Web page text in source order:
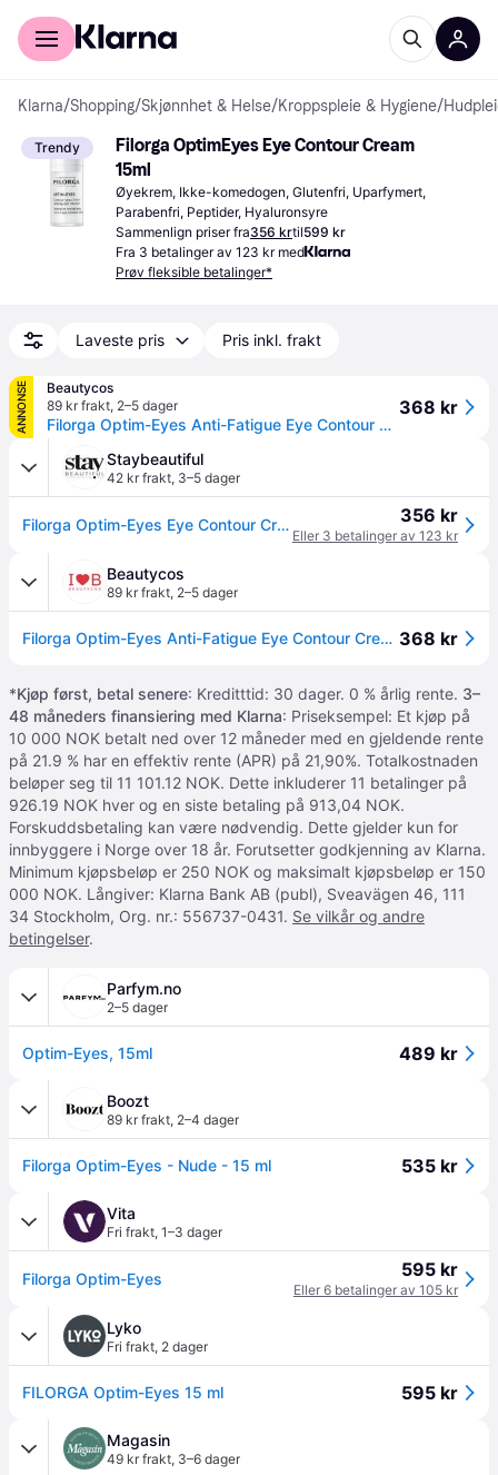
For kunder
Klarna/Shopping/Skjønnhet & Helse/Kroppspleie & Hygiene/
Trendy
Filorga OptimEyes Eye Contour Cream
15ml
Øyekrem, Ikke-komedogen, Glutenfri, Uparfymert,
Parabenfri, Peptider, Hyaluronsyre
Sammenlign priser fra356 krtil599 kr
Fra 3 betalinger av 123 kr med
Prøv fleksible betalinger*
Laveste pris Pris inkl. frakt
ANNONSE
Beautycos
89 kr frakt, 2–5 dager
Filorga Optim-Eyes Anti-Fatigue Eye Contour Cream 15 ml
368 kr
Staybeautiful
42 kr frakt, 3–5 dager
Filorga Optim-Eyes Eye Contour Cream 15 ml 356 kr
Eller 3 betalinger av 123 kr
Beautycos
89 kr frakt, 2–5 dager
Filorga Optim-Eyes Anti-Fatigue Eye Contour Cream 15 ml 368 kr
*Kjøp først, betal senere: Kreditttid: 30 dager. 0 % årlig rente. 3–
48 måneders finansiering med Klarna: Priseksempel: Et kjøp på
10 000 NOK betalt ned over 12 måneder med en gjeldende rente
på 21.9 % har en effektiv rente (APR) på 21,90%. Totalkostnaden
beløper seg til 11 101.12 NOK. Dette inkluderer 11 betalinger på
926.19 NOK hver og en siste betaling på 913,04 NOK.
Forskuddsbetaling kan være nødvendig. Dette gjelder kun for
innbyggere i Norge over 18 år. Forutsetter godkjenning av Klarna.
Minimum kjøpsbeløp er 250 NOK og maksimalt kjøpsbeløp er 150
000 NOK. Långiver: Klarna Bank AB (publ), Sveavägen 46, 111
34 Stockholm, Org. nr.: 556737-0431. Se vilkår og andre
betingelser.
Parfym.no
2–5 dager
Optim-Eyes, 15ml 489 kr
Boozt
89 kr frakt, 2–4 dager
Filorga Optim-Eyes - Nude - 15 ml 535 kr
Vita
Fri frakt, 1–3 dager
Filorga Optim-Eyes 595 kr
Eller 6 betalinger av 105 kr
Lyko
Fri frakt, 2 dager
FILORGA Optim-Eyes 15 ml 595 kr
Magasin
49 kr frakt, 3–6 dager